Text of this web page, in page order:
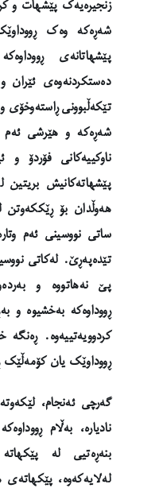
زنجیرەیەک پێشهات و
شەڕەکە وەک
پێشهاتانەی
دەستکردنەوەی ئێران
تێکەڵبوونی ڕاستەوخۆی
شەڕەکە و هێرشی ئەم
ناوکییەکانی فۆردۆ
پێشهاتەکانیش بریتین
هەوڵدان بۆ ڕێککەوتن
ساتی نووسینی ئەم
تێدەپەڕێ. لەکاتی
پێ نەهاتووە و
ڕووداوەکە بەخشیوە و
کردوویەتییەوە.
ڕووداوێک یان
گەرچی ئەنجام،
نادیارە، بەڵام
بنەڕەتیی لە
لەلایەکەوە، پێکهاتەی